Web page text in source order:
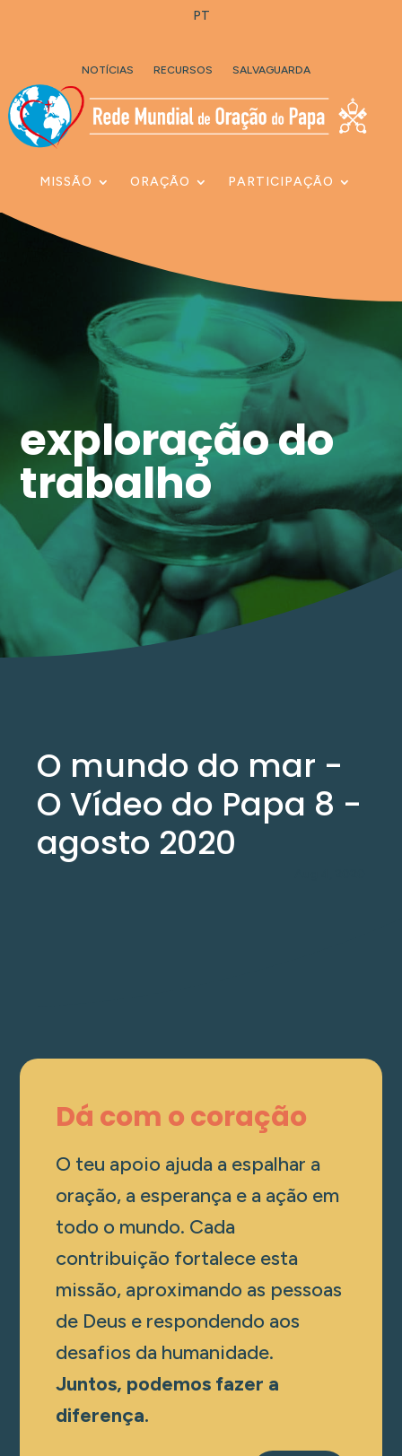
PT
NOTÍCIAS RECURSOS SALVAGUARDA
MISSÃO ORAÇÃO PARTICIPAÇÃO
exploração do
trabalho
O mundo do mar -
O Vídeo do Papa 8 -
agosto 2020
Dá com o coração
O teu apoio ajuda a espalhar a
oração, a esperança e a ação em
todo o mundo. Cada
contribuição fortalece esta
missão, aproximando as pessoas
de Deus e respondendo aos
desafios da humanidade.
Juntos, podemos fazer a
diferença.